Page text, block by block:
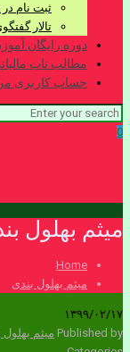
ثبت نام در
تالار
دوره رایگان
مطالب ناب
حساب کاربری
0
میثم بهلول
Home
میثم بهلول بندی
۱۳۹۹/۰۲/۱۷
Published by میثم بهلول